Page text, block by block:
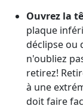
Ouvrez la
plaque
déclipse ou
n'oubliez
retirez!
à une
doit faire